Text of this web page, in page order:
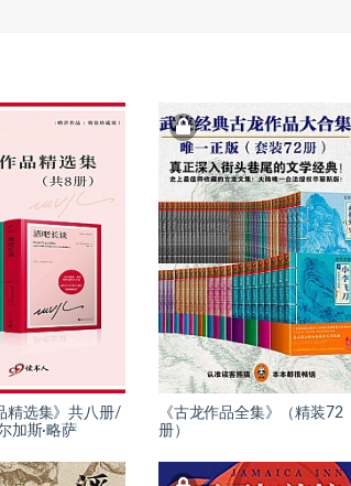
精选集》共八册/
加斯·略萨
《古龙作品全集》（精装72
册）